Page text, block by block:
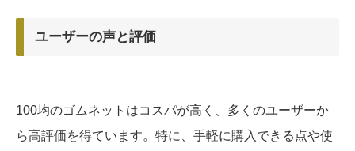
ユーザーの声と評価
100均のゴムネットはコスパが高く、多くのユーザーか
ら高評価を得ています。特に、手軽に購入できる点や使